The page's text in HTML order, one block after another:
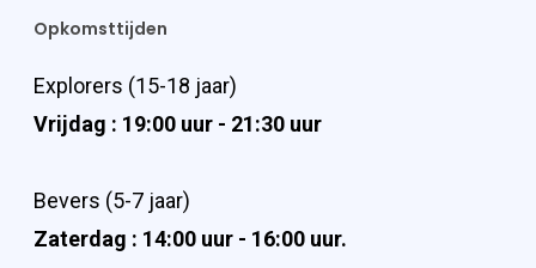
Opkomsttijden
Explorers (15-18 jaar)
Vrijdag : 19:00 uur - 21:30 uur
Bevers (5-7 jaar)
Zaterdag : 14:00 uur - 16:00 uur.